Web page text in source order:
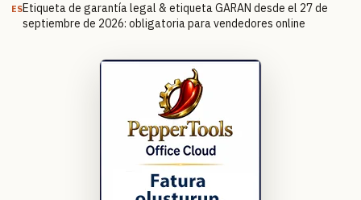
ESEtiqueta de garantía legal & etiqueta GARAN desde el 27 de
septiembre de 2026: obligatoria para vendedores online